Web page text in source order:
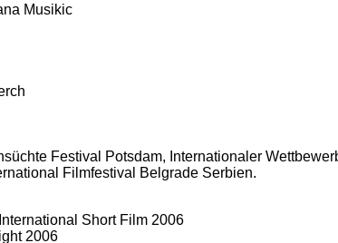
Musikic
Festival Potsdam, Internationaler
Filmfestival Belgrade Serbien.
Short Film 2006
2006